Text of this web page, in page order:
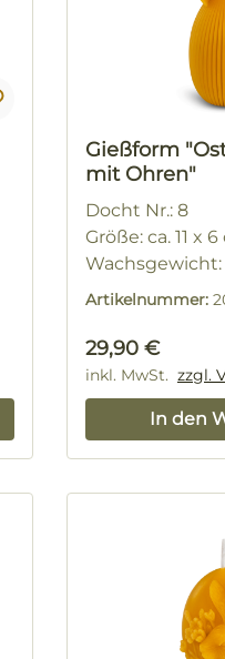
Gießform
mit Ohren"
Docht Nr.: 8
Größe: ca. 11 x
Wachsgewicht:
Artikelnummer:
Regulärer
29,90 €
inkl. MwSt. zzgl.
In den